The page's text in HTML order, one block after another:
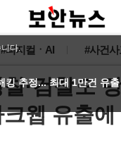
#피지컬ㆍAI #사건사
·검찰도
웹 유출
다.
킹 추정... 최대 1만건 유출